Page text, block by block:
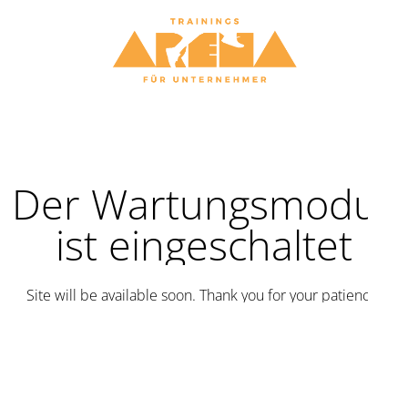
Der Wartungsmodus
ist eingeschaltet
Site will be available soon. Thank you for your patience!